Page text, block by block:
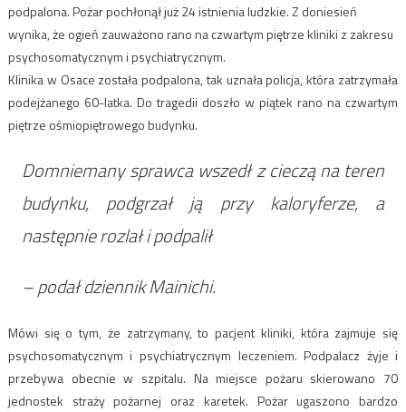
podpalona. Pożar pochłonął już 24 istnienia ludzkie. Z doniesień
wynika, że ogień zauważono rano na czwartym piętrze kliniki z zakresu
psychosomatycznym i psychiatrycznym.
Klinika w Osace została podpalona, tak uznała policja, która zatrzymała
podejżanego 60-latka. Do tragedii doszło w piątek rano na czwartym
piętrze ośmiopiętrowego budynku.
Domniemany sprawca wszedł z cieczą na teren
budynku, podgrzał ją przy kaloryferze, a
następnie rozlał i podpalił
– podał dziennik Mainichi.
Mówi się o tym, że zatrzymany, to pacjent kliniki, która zajmuje się
psychosomatycznym i psychiatrycznym leczeniem. Podpalacz żyje i
przebywa obecnie w szpitalu. Na miejsce pożaru skierowano 70
jednostek straży pożarnej oraz karetek. Pożar ugaszono bardzo